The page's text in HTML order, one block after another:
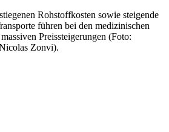
Rohstoffkosten sowie steigende
führen bei den medizinischen
Preissteigerungen (Foto:
Zonvi).